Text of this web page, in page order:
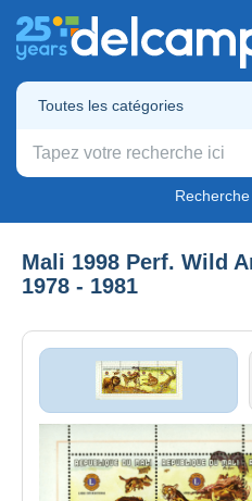
Toutes les catégories
Mali 1998 Perf. Wild
1978 - 1981